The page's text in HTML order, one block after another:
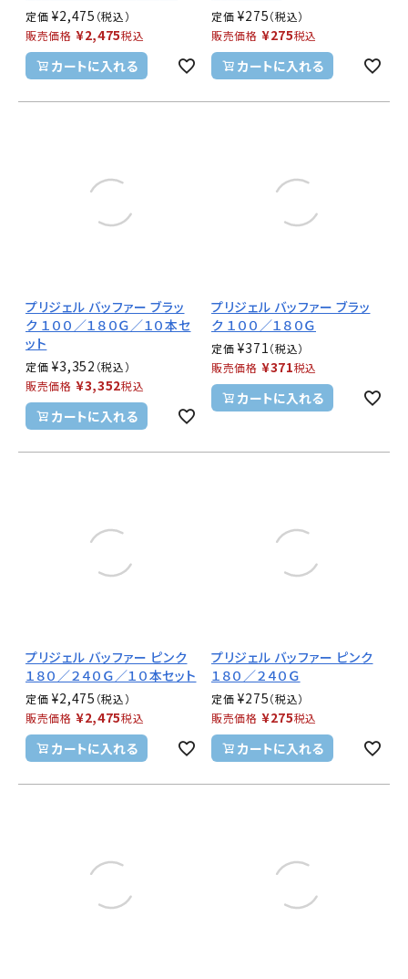
定価 ¥2,475
販売価格 ¥2,475税込
カートに入れる
定価 ¥275
販売価格 ¥275税込
カートに入れる
プリジェル バッファー ブラッ
ク １００／１８０Ｇ／１０本セ
ット
定価 ¥3,352
販売価格 ¥3,352税込
カートに入れる
プリジェル バッファー ブラッ
ク １００／１８０Ｇ
定価 ¥371
販売価格 ¥371税込
カートに入れる
プリジェル バッファー ピンク
１８０／２４０Ｇ／１０本セット
定価 ¥2,475
販売価格 ¥2,475税込
カートに入れる
プリジェル バッファー ピンク
１８０／２４０Ｇ
定価 ¥275
販売価格 ¥275税込
カートに入れる